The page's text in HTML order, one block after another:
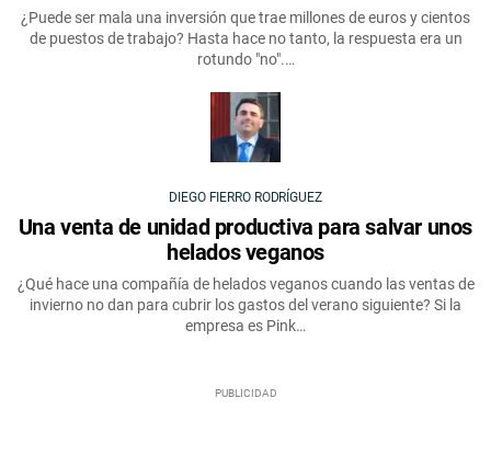
¿Puede ser mala una inversión que trae millones de euros y cientos
de puestos de trabajo? Hasta hace no tanto, la respuesta era un
rotundo "no".…
DIEGO FIERRO RODRÍGUEZ
Una venta de unidad productiva para salvar unos
helados veganos
¿Qué hace una compañía de helados veganos cuando las ventas de
invierno no dan para cubrir los gastos del verano siguiente? Si la
empresa es Pink…